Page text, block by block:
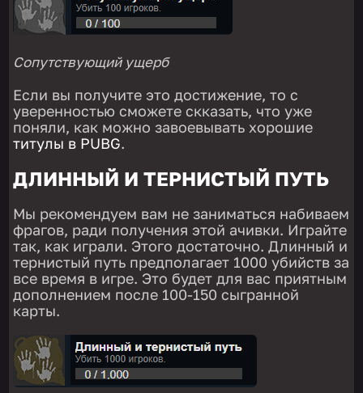
Сопутствующий ущерб
Если вы получите это достижение, то с
уверенностью сможете скказать, что уже
поняли, как можно завоевывать хорошие
титулы в PUBG.
ДЛИННЫЙ И ТЕРНИСТЫЙ ПУТЬ
Мы рекомендуем вам не заниматься набиваем
фрагов, ради получения этой ачивки. Играйте
так, как играли. Этого достаточно. Длинный и
тернистый путь предполагает 1000 убийств за
все время в игре. Это будет для вас приятным
дополнением после 100-150 сыгранной
карты.